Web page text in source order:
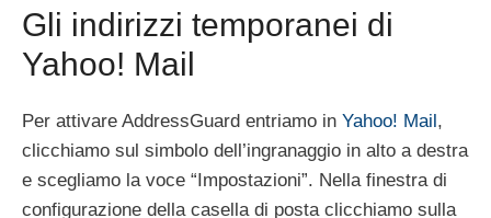
Gli indirizzi temporanei di
Yahoo! Mail
Per attivare AddressGuard entriamo in Yahoo! Mail ,
clicchiamo sul simbolo dell’ingranaggio in alto a destra
e scegliamo la voce “Impostazioni”. Nella finestra di
configurazione della casella di posta clicchiamo sulla